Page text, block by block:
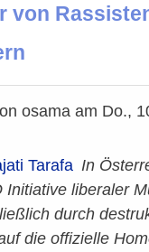
von
osama am Do.,
Tarafa In
Initiative liberaler
durch
die offizielle